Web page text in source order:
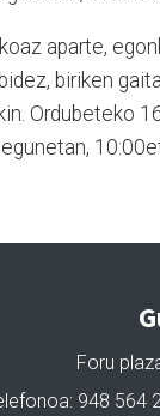
aparte,
biriken
Ordubeteko
Foru
948 564